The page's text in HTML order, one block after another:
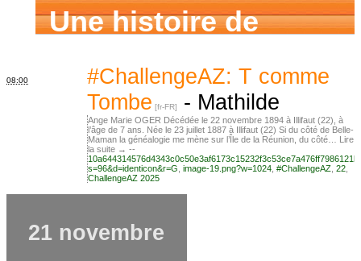
Une histoire de
famille
08:00
#ChallengeAZ: T comme
Tombe
- Mathilde
Ange Marie OGER Décédée le 22 novembre 1894 à Illifaut (22), à
l’âge de 7 ans. Née le 23 juillet 1887 à Illifaut (22) Si du côté de Belle-
Maman la généalogie me mène sur l’Île de la Réunion, du côté… Lire
la suite → --
s=96&d=identicon&r=G image-19.png?w=1024 #ChallengeAZ 22
ChallengeAZ 2025
21 novembre